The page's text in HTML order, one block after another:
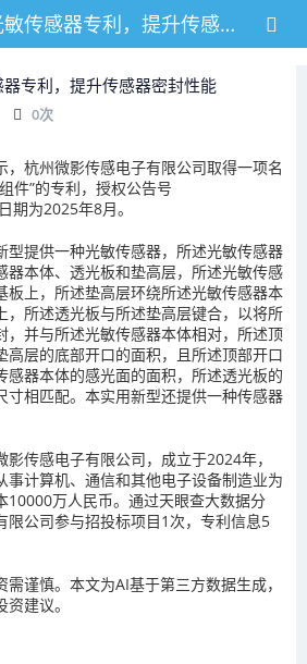
微影传感取得光敏传感器专利，提升传感器密封性能
专利，提升传感器密封性能
0次
，杭州微影传感电子有限公司取得一项名
件”的专利，授权公告号
期为2025年8月。
型提供一种光敏传感器，所述光敏传感器
器本体、透光板和垫高层，所述光敏传感
板上，所述垫高层环绕所述光敏传感器本
，所述透光板与所述垫高层键合，以将所
，并与所述光敏传感器本体相对，所述顶
高层的底部开口的面积，且所述顶部开口
感器本体的感光面的面积，所述透光板的
寸相匹配。本实用新型还提供一种传感器
传感电子有限公司，成立于2024年，
事计算机、通信和其他电子设备制造业为
10000万人民币。通过天眼查大数据分
限公司参与招投标项目1次，专利信息5
谨慎。本文为AI基于第三方数据生成，
建议。